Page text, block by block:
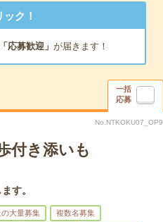
ク！
応募歓迎」 が届きます！
一括
応募
No.NTKOKU07_OP9
付き添いも
す。
大量募集 複数名募集